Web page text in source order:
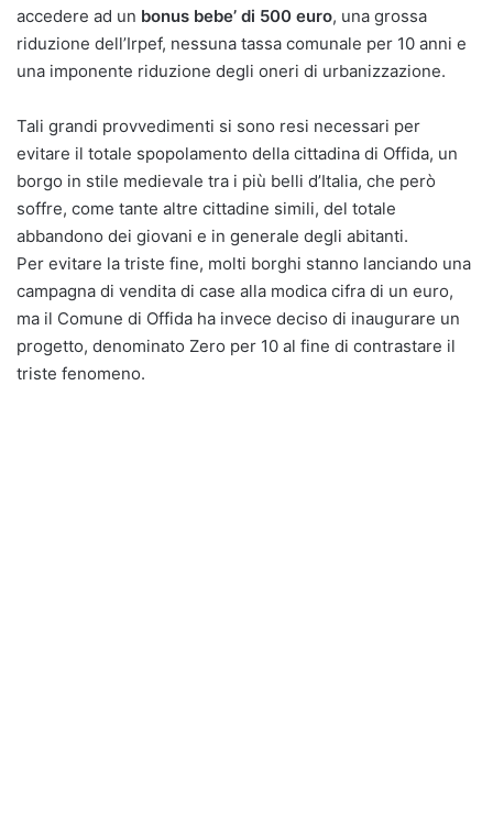
accedere ad un bonus bebe’ di 500 euro, una grossa
riduzione dell’Irpef, nessuna tassa comunale per 10 anni e
una imponente riduzione degli oneri di urbanizzazione.
Tali grandi provvedimenti si sono resi necessari per
evitare il totale spopolamento della cittadina di Offida, un
borgo in stile medievale tra i più belli d’Italia, che però
soffre, come tante altre cittadine simili, del totale
abbandono dei giovani e in generale degli abitanti.
Per evitare la triste fine, molti borghi stanno lanciando una
campagna di vendita di case alla modica cifra di un euro,
ma il Comune di Offida ha invece deciso di inaugurare un
progetto, denominato Zero per 10 al fine di contrastare il
triste fenomeno.